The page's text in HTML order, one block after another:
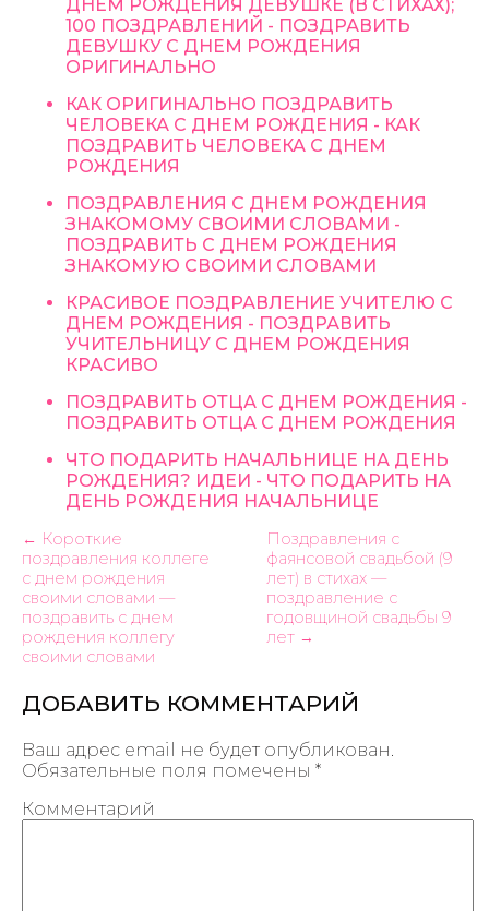
ДНЕМ РОЖДЕНИЯ ДЕВУШКЕ (В СТИХАХ);
100 ПОЗДРАВЛЕНИЙ - ПОЗДРАВИТЬ
ДЕВУШКУ С ДНЕМ РОЖДЕНИЯ
ОРИГИНАЛЬНО
КАК ОРИГИНАЛЬНО ПОЗДРАВИТЬ
ЧЕЛОВЕКА С ДНЕМ РОЖДЕНИЯ - КАК
ПОЗДРАВИТЬ ЧЕЛОВЕКА С ДНЕМ
РОЖДЕНИЯ
ПОЗДРАВЛЕНИЯ С ДНЕМ РОЖДЕНИЯ
ЗНАКОМОМУ СВОИМИ СЛОВАМИ -
ПОЗДРАВИТЬ С ДНЕМ РОЖДЕНИЯ
ЗНАКОМУЮ СВОИМИ СЛОВАМИ
КРАСИВОЕ ПОЗДРАВЛЕНИЕ УЧИТЕЛЮ С
ДНЕМ РОЖДЕНИЯ - ПОЗДРАВИТЬ
УЧИТЕЛЬНИЦУ С ДНЕМ РОЖДЕНИЯ
КРАСИВО
ПОЗДРАВИТЬ ОТЦА С ДНЕМ РОЖДЕНИЯ -
ПОЗДРАВИТЬ ОТЦА С ДНЕМ РОЖДЕНИЯ
ЧТО ПОДАРИТЬ НАЧАЛЬНИЦЕ НА ДЕНЬ
РОЖДЕНИЯ? ИДЕИ - ЧТО ПОДАРИТЬ НА
ДЕНЬ РОЖДЕНИЯ НАЧАЛЬНИЦЕ
← Короткие
поздравления коллеге
с днем рождения
своими словами —
поздравить с днем
рождения коллегу
своими словами
Поздравления с
фаянсовой свадьбой (9
лет) в стихах —
поздравление с
годовщиной свадьбы 9
лет →
ДОБАВИТЬ КОММЕНТАРИЙ
Ваш адрес email не будет опубликован.
Обязательные поля помечены *
Комментарий